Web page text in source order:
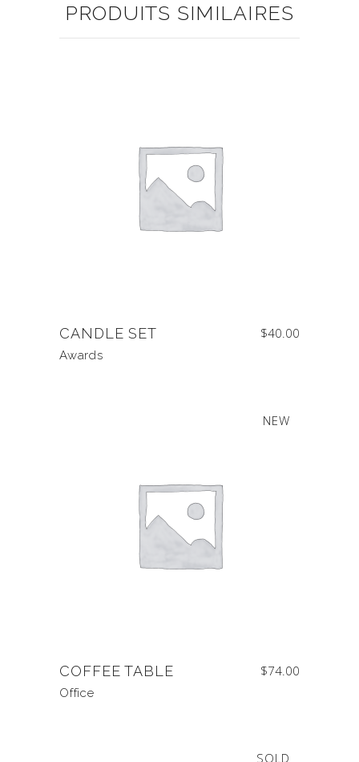
PRODUITS SIMILAIRES
CANDLE SET $40.00
Awards
NEW
COFFEE TABLE $74.00
Office
SOLD